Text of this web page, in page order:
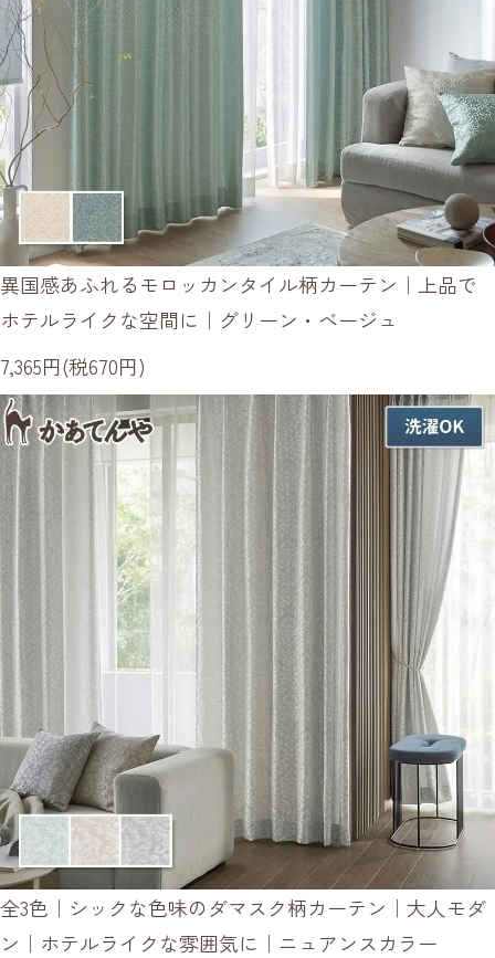
異国感あふれるモロッカンタイル柄カーテン｜上品で
ホテルライクな空間に｜グリーン・ベージュ
7,365円(税670円)
全3色｜シックな色味のダマスク柄カーテン｜大人モダ
ン｜ホテルライクな雰囲気に｜ニュアンスカラー